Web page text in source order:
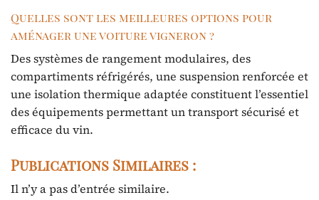
Quelles sont les meilleures options pour
aménager une voiture vigneron ?
Des systèmes de rangement modulaires, des
compartiments réfrigérés, une suspension renforcée et
une isolation thermique adaptée constituent l’essentiel
des équipements permettant un transport sécurisé et
efficace du vin.
Publications Similaires :
Il n’y a pas d’entrée similaire.